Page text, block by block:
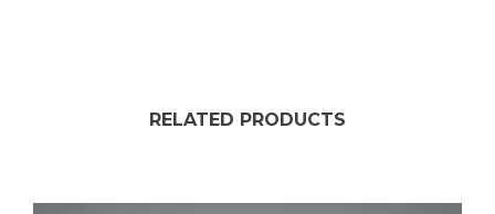
RELATED PRODUCTS